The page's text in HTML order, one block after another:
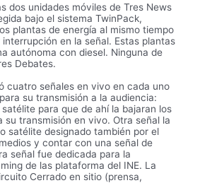
dos unidades móviles de Tres News
bajo el sistema TwinPack,
plantas de energía al mismo tiempo
en la señal. Estas plantas
autónoma con diesel. Ninguna de
Debates.
cuatro señales en vivo en cada uno
su transmisión a la audiencia:
para que de ahí la bajaran los
su transmisión en vivo. Otra señal la
satélite designado también por el
y contar con una señal de
señal fue dedicada para la
de las plataforma del INE. La
Cerrado en sitio (prensa,